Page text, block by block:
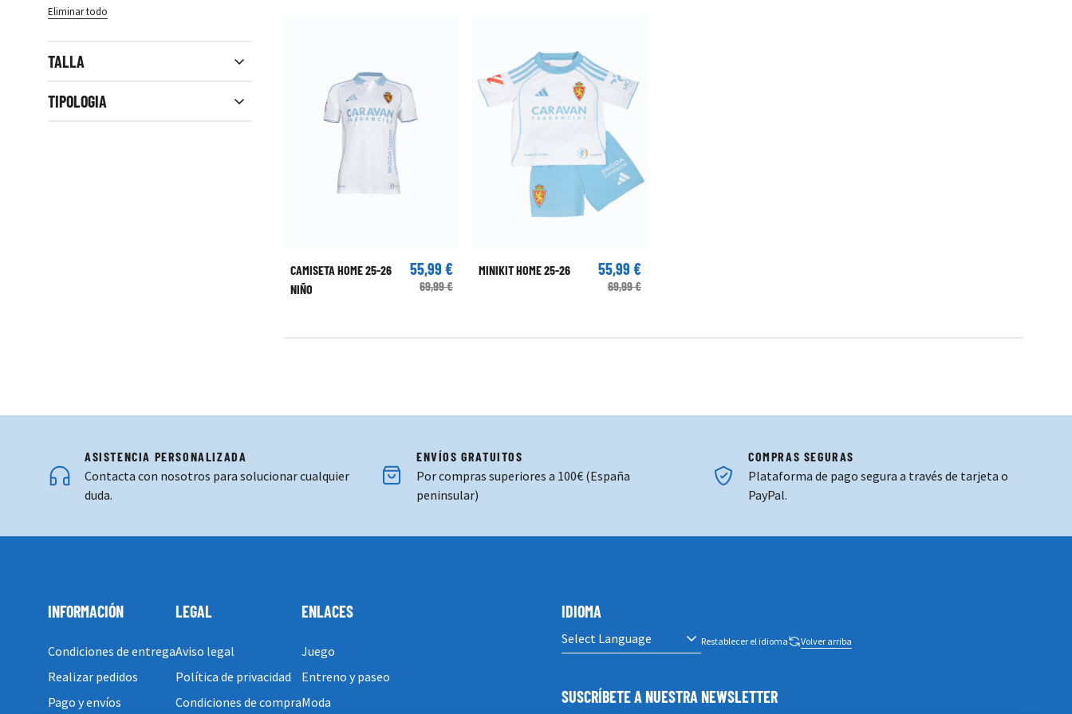
Eliminar todo
Close filters
TALLA
TIPOLOGIA
CAMISETA HOME 25-26
NIÑO
55,99 €
69,99 €
MINIKIT HOME 25-26 55,99 €
69,99 €
ASISTENCIA PERSONALIZADA
Contacta con nosotros para solucionar cualquier
duda.
ENVÍOS GRATUITOS
Por compras superiores a 100€ (España
peninsular)
COMPRAS SEGURAS
Plataforma de pago segura a través de tarjeta o
PayPal.
INFORMACIÓN
Condiciones de entrega
Realizar pedidos
Pago y envíos
LEGAL
Aviso legal
Política de privacidad
Condiciones de compra
ENLACES
Juego
Entreno y paseo
Moda
IDIOMA
Restablecer el idioma Volver arriba
SUSCRÍBETE A NUESTRA NEWSLETTER